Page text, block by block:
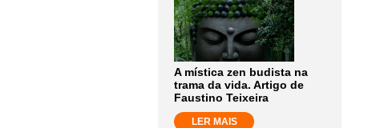
A mística zen budista na
trama da vida. Artigo de
Faustino Teixeira
LER MAIS